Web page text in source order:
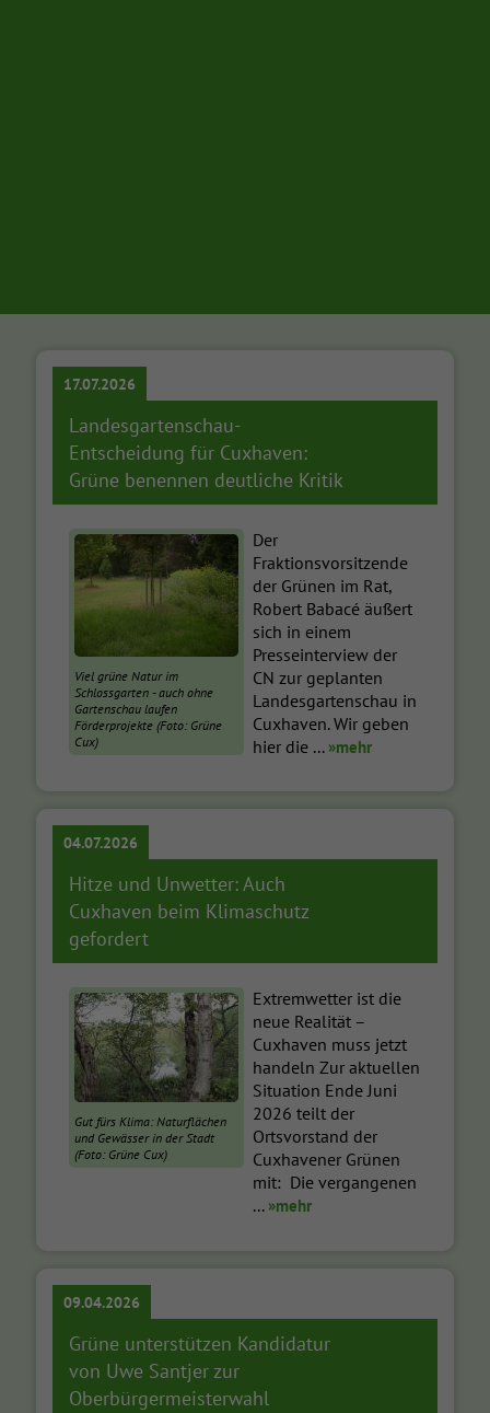
17.07.2026
Landesgartenschau-
Entscheidung für Cuxhaven:
Grüne benennen deutliche Kritik
Viel grüne Natur im
Schlossgarten - auch ohne
Gartenschau laufen
Förderprojekte (Foto: Grüne
Cux)
Der
Fraktionsvorsitzende
der Grünen im Rat,
Robert Babacé äußert
sich in einem
Presseinterview der
CN zur geplanten
Landesgartenschau in
Cuxhaven. Wir geben
hier die ... »mehr
04.07.2026
Hitze und Unwetter: Auch
Cuxhaven beim Klimaschutz
gefordert
Gut fürs Klima: Naturflächen
und Gewässer in der Stadt
(Foto: Grüne Cux)
Extremwetter ist die
neue Realität –
Cuxhaven muss jetzt
handeln Zur aktuellen
Situation Ende Juni
2026 teilt der
Ortsvorstand der
Cuxhavener Grünen
mit: Die vergangenen
... »mehr
09.04.2026
Grüne unterstützen Kandidatur
von Uwe Santjer zur
Oberbürgermeisterwahl